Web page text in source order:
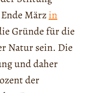
Märzin
Gründe für die
Natur sein. Die
und daher
der